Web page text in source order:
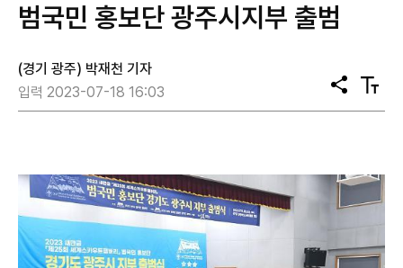
범국민 홍보단 광주시지부 출범
(경기 광주) 박재천 기자
입력 2023-07-18 16:03
공
유
텍
스